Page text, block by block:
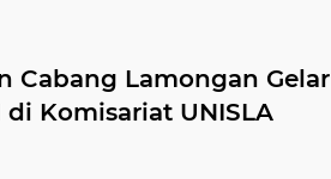
Cabang Lamongan Gelar
di Komisariat UNISLA